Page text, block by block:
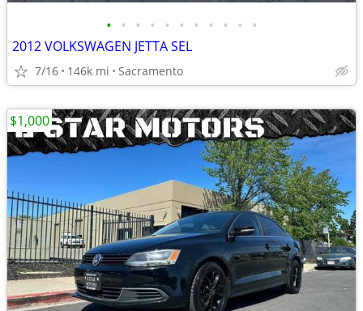
• • • • • • • • • • •
2012 VOLKSWAGEN JETTA SEL
7/16 146k mi Sacramento
$1,000